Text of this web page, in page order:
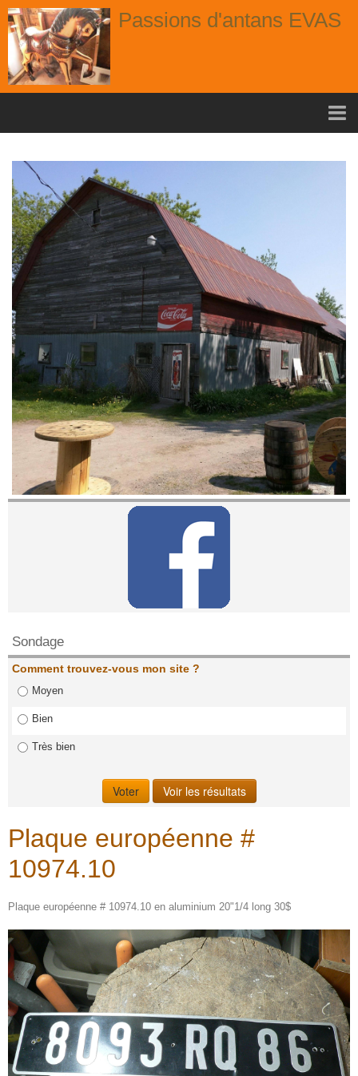
Passions d'antans EVAS
nouvelle arrivage aout
Album
Portes
Fenêtres
Chaises
Contact
Contactez nous!
Sondage
Comment trouvez-vous mon site ?
Moyen
Bien
Très bien
Plaque européenne #
10974.10
Plaque européenne # 10974.10 en aluminium 20"1/4 long 30$